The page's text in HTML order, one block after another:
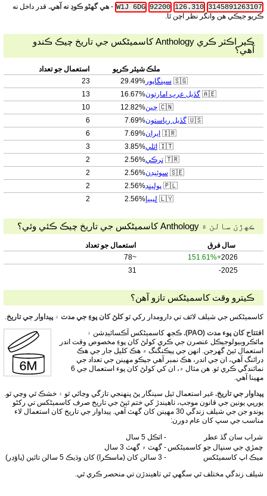
3145891263107
126.310
92200
W1J 6DG
- هي گهڻو ڪوڊ نه آهي. قدر داخل نه
ڪريو جيڪي هن وانگر نظر اچن ٿا.
ڪير اڪثر ڪري Anthology کاسمیٹکس جي تاريخ چيڪ ڪندو
آهي؟
ملڪشيئر ڪريو
استعمال جو تعداد
🇸🇬 سينگاپور 29.49%
23
🇦🇪 گڏيل عرب امارتون16.67%
13
🇨🇳 چين12.82%
10
🇺🇸 گڏيل رياستون7.69%
6
🇮🇷 ايران7.69%
6
🇮🇹 اٽلي3.85%
3
🇹🇷 ترڪي2.56%
2
🇸🇪 سوئيڊن2.56%
2
🇵🇱 پولينڊ2.56%
2
🇱🇾 ليبيا2.56%
2
ڪهڙن سالن ۾ Anthology کاسمیٹکس جي تاريخ چيڪ ڪئي وئي؟
سالفرق
استعمال جو تعداد
2026
+151.61%
~78
2025
-
31
ڪيترو وقت کاسمیٹکس تازو آھن؟
کاسمیٹکس جي شيلف لائف تي دارومدار رکي ٿوکلڻ کان پوءِ جي مدت ۽پيداوار جي تاريخ.
افتتاح کان پوء مدت (PAO).
ڪجھ کاسمیٹکس آڪسائيڊشن ۽
مائڪروبيولوجيڪل عنصرن جي ڪري کولڻ کان پوءِ مخصوص وقت اندر
استعمال ٿيڻ گهرجن. انهن جي پيڪنگنگ ۾ هڪ کليل جار جي هڪ
ڊرائنگ آهي، ان جي اندر، هڪ نمبر آهي جيڪو مهينن جي تعداد جي
نمائندگي ڪري ٿو. هن مثال ۾، ان کي کولڻ کان پوء استعمال جي 6
مهينا آهي.
پيداوار جي تاريخ. غير استعمال ٿيل سينگار پڻ پنهنجي تازگي وڃائي ٿو ۽ خشڪ ٿي وڃي ٿو.
يورپي يونين جي قانون موجب، ٺاهيندڙ کي ختم ٿيڻ جي تاريخ صرف کاسمیٹکس تي رکڻو
پوندو جن جي شيلف زندگي 30 مهينن کان گهٽ آهي. پيداوار جي تاريخ کان استعمال لاء
مناسب جي سڀ کان عام دورن:
شراب سان گڏ عطر
- اٽڪل 5 سال
چمڙي جي سنڀال جو کاسمیٹکس- گهٽ ۾ گهٽ 3 سال
ميڪ اپ کاسمیٹکس
- 3 سالن کان (ماسڪرا) کان وڌيڪ 5 سالن تائين (پاؤڊر)
شيلف زندگي مختلف ٿي سگهي ٿي ٺاهيندڙن تي منحصر ڪري ٿي.